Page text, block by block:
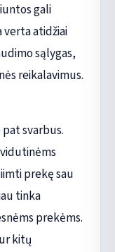
gali
verta atidžiai
sąlygas,
reikalavimus.
svarbus.
prekę sau
tinka
prekėms.
kitų